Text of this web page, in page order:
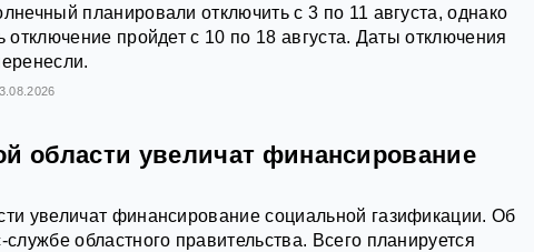
планировали отключить с 3 по 11 августа, однако
отключение пройдет с 10 по 18 августа. Даты отключения
области увеличат финансирование
увеличат финансирование социальной газификации. Об
областного правительства. Всего планируется